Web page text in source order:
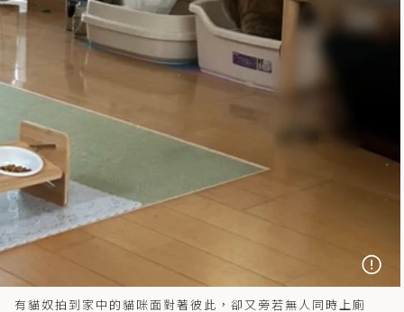
有貓奴拍到家中的貓咪面對著彼此，卻又旁若無人同時上廁